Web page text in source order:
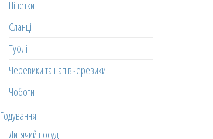
Пінетки
Сланці
Туфлі
Черевики та напівчеревики
Чоботи
Годування
Дитячий посуд